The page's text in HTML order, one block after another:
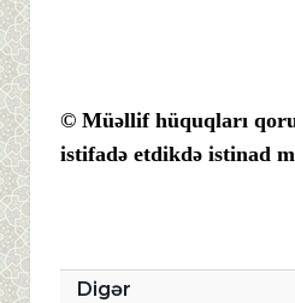
© Müəllif hüquqları
istifadə etdikdə istinad
Digər